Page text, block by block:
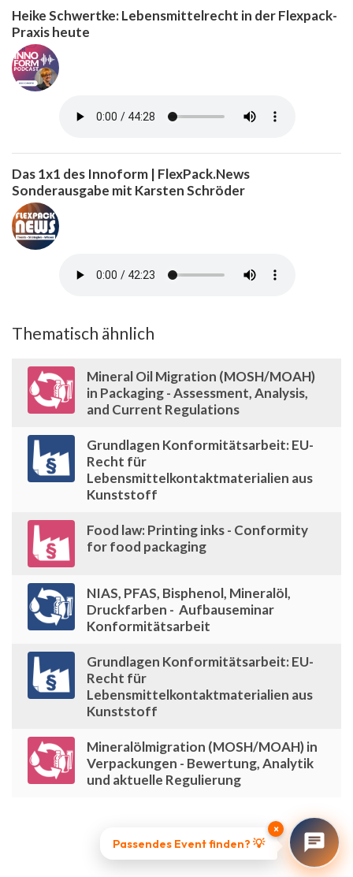
Heike Schwertke: Lebensmittelrecht in der Flexpack-
Praxis heute
Das 1x1 des Innoform | FlexPack.News
Sonderausgabe mit Karsten Schröder
Thematisch ähnlich
Mineral Oil Migration (MOSH/MOAH)
in Packaging - Assessment, Analysis,
and Current Regulations
Grundlagen Konformitätsarbeit: EU-
Recht für
Lebensmittelkontaktmaterialien aus
Kunststoff
Food law: Printing inks - Conformity
for food packaging
NIAS, PFAS, Bisphenol, Mineralöl,
Druckfarben - Aufbauseminar
Konformitätsarbeit
Grundlagen Konformitätsarbeit: EU-
Recht für
Lebensmittelkontaktmaterialien aus
Kunststoff
Mineralölmigration (MOSH/MOAH) in
Verpackungen - Bewertung, Analytik
und aktuelle Regulierung
×
Passendes Event finden? 💡